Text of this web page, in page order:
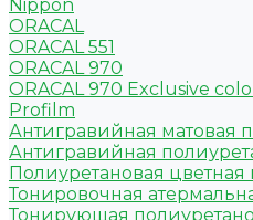
Nippon
ORACAL
ORACAL 551
ORACAL 970
ORACAL 970 Exclusive
Profilm
Антигравийная матовая
Антигравийная
Полиуретановая цветная
Тонировочная
Тонирующая